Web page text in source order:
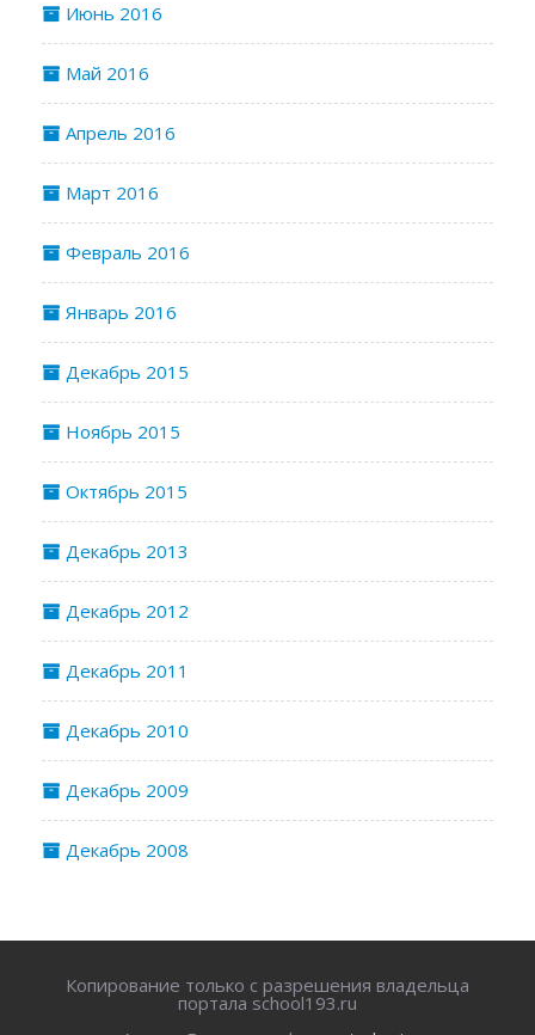
Июнь 2016
Май 2016
Апрель 2016
Март 2016
Февраль 2016
Январь 2016
Декабрь 2015
Ноябрь 2015
Октябрь 2015
Декабрь 2013
Декабрь 2012
Декабрь 2011
Декабрь 2010
Декабрь 2009
Декабрь 2008
Копирование только с разрешения владельца
портала school193.ru